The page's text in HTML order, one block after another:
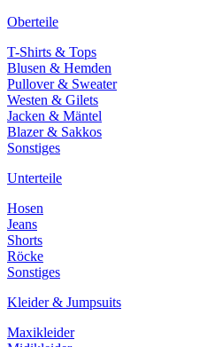
Oberteile
T-Shirts & Tops
Blusen & Hemden
Pullover & Sweater
Westen & Gilets
Jacken & Mäntel
Blazer & Sakkos
Sonstiges
Unterteile
Hosen
Jeans
Shorts
Röcke
Sonstiges
Kleider & Jumpsuits
Maxikleider